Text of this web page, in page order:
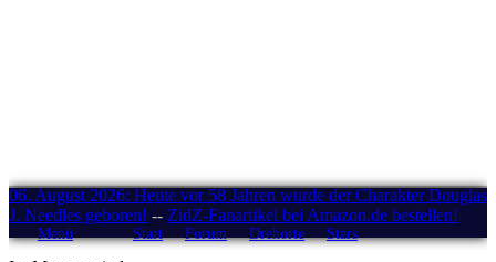
06. August 2026: Heute vor 58 Jahren wurde der Charakter Douglas
J. Needles geboren! -- ZidZ-Fanartikel bei Amazon.de bestellen!
Menü Start Forum Drehorte Stars